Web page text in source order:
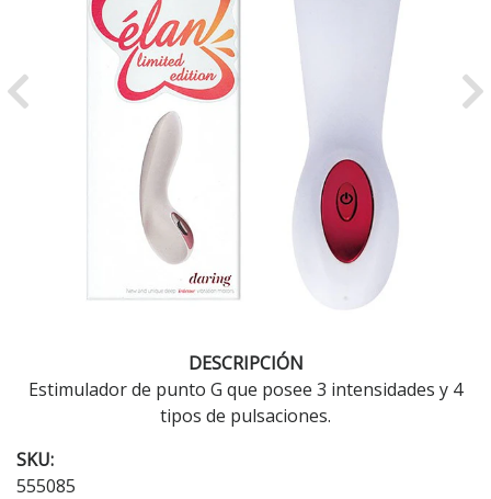
Previous
DESCRIPCIÓN
Estimulador de punto G que posee 3 intensidades y 4
tipos de pulsaciones.
SKU:
555085